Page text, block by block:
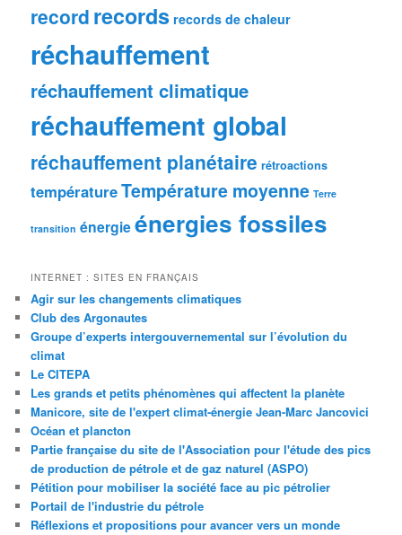
record records records de chaleur
réchauffement
réchauffement climatique
réchauffement global
réchauffement planétaire rétroactions
températureTempérature moyenne Terre
transition énergieénergies fossiles
INTERNET : SITES EN FRANÇAIS
Agir sur les changements climatiques
Club des Argonautes
Groupe d’experts intergouvernemental sur l’évolution du
climat
Le CITEPA
Les grands et petits phénomènes qui affectent la planète
Manicore, site de l'expert climat-énergie Jean-Marc Jancovici
Océan et plancton
Partie française du site de l'Association pour l'étude des pics
de production de pétrole et de gaz naturel (ASPO)
Pétition pour mobiliser la société face au pic pétrolier
Portail de l'industrie du pétrole
Réflexions et propositions pour avancer vers un monde